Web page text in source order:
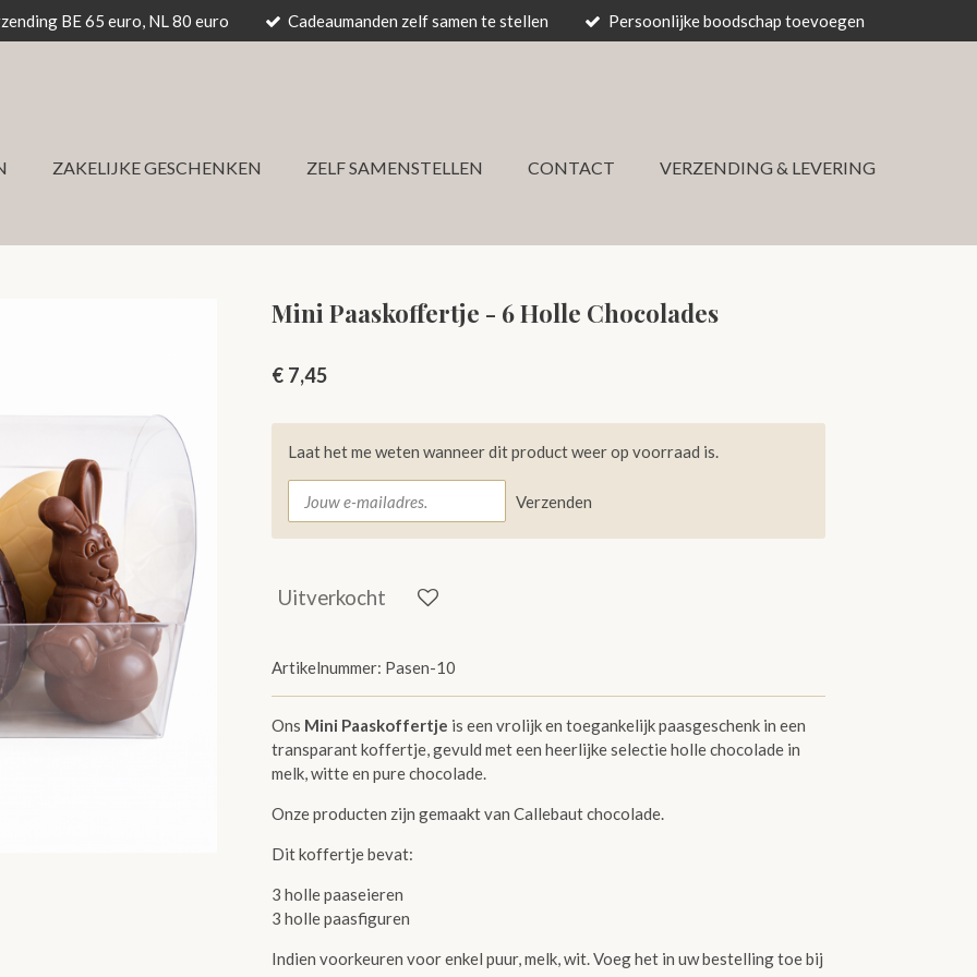
BE 65 euro, NL 80 euro Cadeaumanden zelf samen te stellen Persoonlijke boodschap toevoegen
ZAKELIJKE GESCHENKEN ZELF SAMENSTELLEN CONTACT VERZENDING & LEVERING
Mini Paaskoffertje - 6 Holle Chocolades
€ 7,45
Laat het me weten wanneer dit product weer op voorraad is.
Verzenden
Uitverkocht
Artikelnummer: Pasen-10
Ons Mini Paaskoffertje is een vrolijk en toegankelijk paasgeschenk in een
transparant koffertje, gevuld met een heerlijke selectie holle chocolade in
melk, witte en pure chocolade.
Onze producten zijn gemaakt van Callebaut chocolade.
Dit koffertje bevat:
3 holle paaseieren
3 holle paasfiguren
Indien voorkeuren voor enkel puur, melk, wit. Voeg het in uw bestelling toe bij